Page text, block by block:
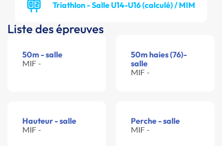
Triathlon - Salle U14-U16 (calculé) / MIM
Liste des épreuves
50m - salle
MIF -
50m haies (76)-
salle
MIF -
Hauteur - salle
MIF -
Perche - salle
MIF -